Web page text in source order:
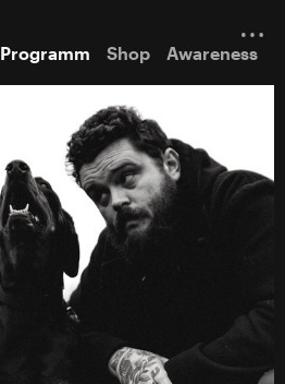
Programm Shop Awareness